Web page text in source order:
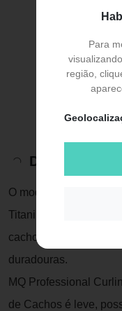
Para
região,
Descrição do
O modelador de
Titanium 25mm
cachos e ondas
duradouras.
MQ Professional
de Cachos é leve,